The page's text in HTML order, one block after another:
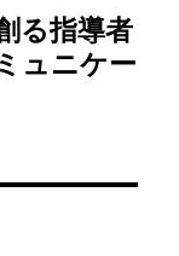
る指導者
ュニケー